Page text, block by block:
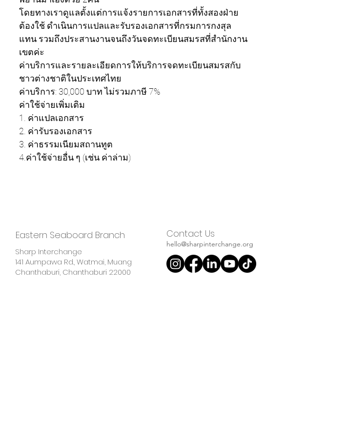
โดยทางเราดูแลตั้งแต่การแจ้งรายการเอกสารที่ทั้งสองฝ่าย
ต้องใช้ ดำเนินการแปลและรับรองเอกสารที่กรมการกงสุล
แทน รวมถึงประสานงานจนถึงวันจดทะเบียนสมรสที่สำนักงาน
เขตค่ะ
ค่าบริการและรายละเอียดการให้บริการจดทะเบียนสมรสกับ
ชาวต่างชาติในประเทศไทย
ค่าบริการ: 30,000 บาท ไม่รวมภาษี 7%
ค่าใช้จ่ายเพิ่มเติม
1. ค่าแปลเอกสาร
2. ค่ารับรองเอกสาร
3. ค่าธรรมเนียมสถานทูต
4.ค่าใช้จ่ายอื่น ๆ (เช่น ค่าล่าม)
Eastern Seaboard Branch
Sharp Interchange
141 Aumpawa Rd., Watmai, Muang
Chanthaburi, Chanthaburi 22000
Contact Us
hello@sharpinterchange.org